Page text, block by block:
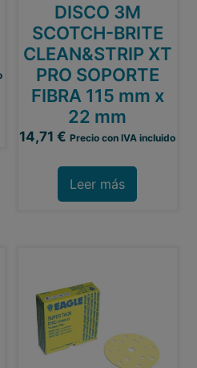
DISCO 3M
SCOTCH-BRITE
CLEAN&STRIP XT
PRO SOPORTE
FIBRA 115 mm x
22 mm
14,71€ Precio con IVA incluido
Leer más